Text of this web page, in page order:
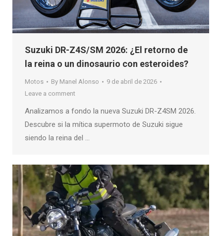
Suzuki DR-Z4S/SM 2026: ¿El retorno de
la reina o un dinosaurio con esteroides?
Motos By Manel Alonso
9 de abril de 2026
Leave a comment
Analizamos a fondo la nueva Suzuki DR-Z4SM 2026.
Descubre si la mítica supermoto de Suzuki sigue
siendo la reina del …